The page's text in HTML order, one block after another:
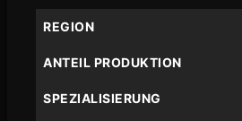
REGION
ANTEIL PRODUKTION
SPEZIALISIERUNG